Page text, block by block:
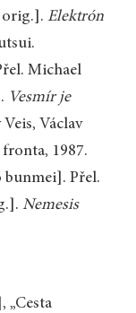
orig.]. Elektrón
Michael
Vesmír je
Veis, Václav
1987.
bunmei]. Přel.
Nemesis
„Cesta